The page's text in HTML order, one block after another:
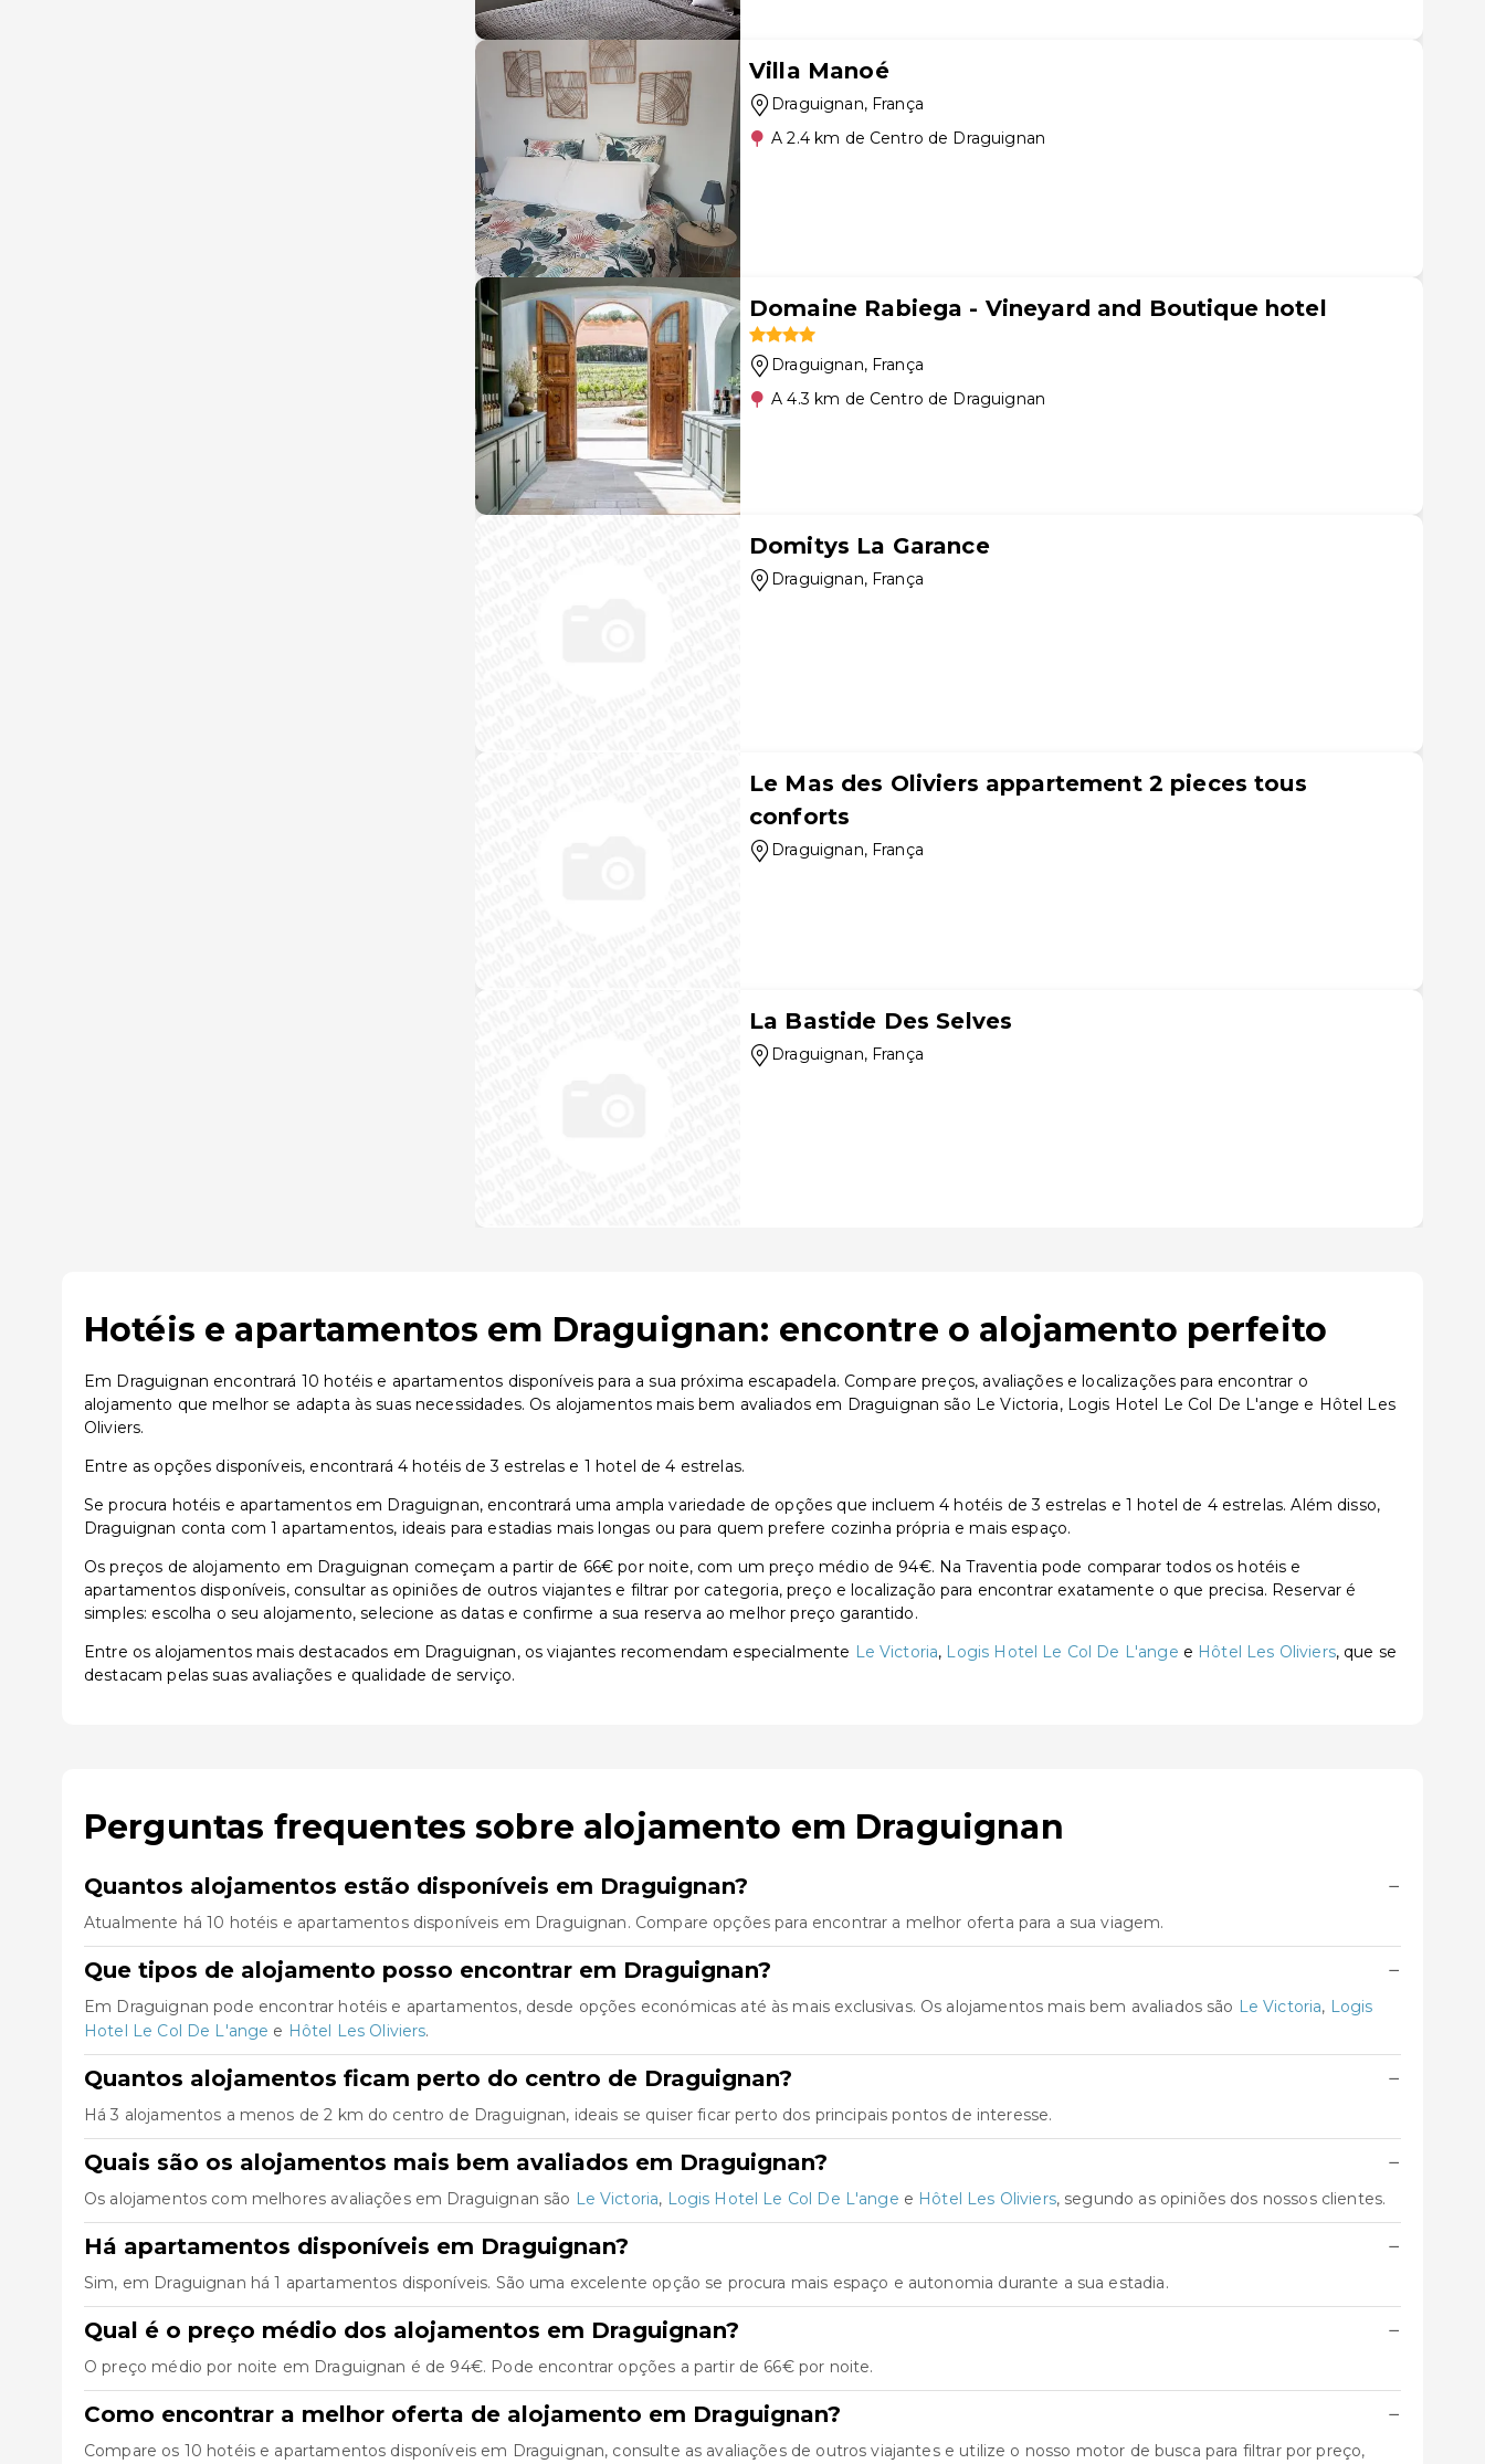
Villa Manoé
Draguignan, França
A 2.4 km de Centro de Draguignan
Domaine Rabiega - Vineyard and Boutique hotel
Draguignan, França
A 4.3 km de Centro de Draguignan
Domitys La Garance
Draguignan, França
Le Mas des Oliviers appartement 2 pieces tous
conforts
Draguignan, França
La Bastide Des Selves
Draguignan, França
Hotéis e apartamentos em Draguignan: encontre o alojamento perfeito
Em Draguignan encontrará 10 hotéis e apartamentos disponíveis para a sua próxima escapadela. Compare preços, avaliações e localizações para encontrar o
alojamento que melhor se adapta às suas necessidades. Os alojamentos mais bem avaliados em Draguignan são Le Victoria, Logis Hotel Le Col De L'ange e Hôtel Les
Oliviers.
Entre as opções disponíveis, encontrará 4 hotéis de 3 estrelas e 1 hotel de 4 estrelas.
Se procura hotéis e apartamentos em Draguignan, encontrará uma ampla variedade de opções que incluem 4 hotéis de 3 estrelas e 1 hotel de 4 estrelas. Além disso,
Draguignan conta com 1 apartamentos, ideais para estadias mais longas ou para quem prefere cozinha própria e mais espaço.
Os preços de alojamento em Draguignan começam a partir de 66€ por noite, com um preço médio de 94€. Na Traventia pode comparar todos os hotéis e
apartamentos disponíveis, consultar as opiniões de outros viajantes e filtrar por categoria, preço e localização para encontrar exatamente o que precisa. Reservar é
simples: escolha o seu alojamento, selecione as datas e confirme a sua reserva ao melhor preço garantido.
Entre os alojamentos mais destacados em Draguignan, os viajantes recomendam especialmente Le Victoria, Logis Hotel Le Col De L'ange e Hôtel Les Oliviers, que se
destacam pelas suas avaliações e qualidade de serviço.
Perguntas frequentes sobre alojamento em Draguignan
Quantos alojamentos estão disponíveis em Draguignan? −
Atualmente há 10 hotéis e apartamentos disponíveis em Draguignan. Compare opções para encontrar a melhor oferta para a sua viagem.
Que tipos de alojamento posso encontrar em Draguignan? −
Em Draguignan pode encontrar hotéis e apartamentos, desde opções económicas até às mais exclusivas. Os alojamentos mais bem avaliados são Le Victoria, Logis
Hotel Le Col De L'ange e Hôtel Les Oliviers.
Quantos alojamentos ficam perto do centro de Draguignan? −
Há 3 alojamentos a menos de 2 km do centro de Draguignan, ideais se quiser ficar perto dos principais pontos de interesse.
Quais são os alojamentos mais bem avaliados em Draguignan? −
Os alojamentos com melhores avaliações em Draguignan são Le Victoria, Logis Hotel Le Col De L'ange e Hôtel Les Oliviers, segundo as opiniões dos nossos clientes.
Há apartamentos disponíveis em Draguignan? −
Sim, em Draguignan há 1 apartamentos disponíveis. São uma excelente opção se procura mais espaço e autonomia durante a sua estadia.
Qual é o preço médio dos alojamentos em Draguignan? −
O preço médio por noite em Draguignan é de 94€. Pode encontrar opções a partir de 66€ por noite.
Como encontrar a melhor oferta de alojamento em Draguignan? −
Compare os 10 hotéis e apartamentos disponíveis em Draguignan, consulte as avaliações de outros viajantes e utilize o nosso motor de busca para filtrar por preço,